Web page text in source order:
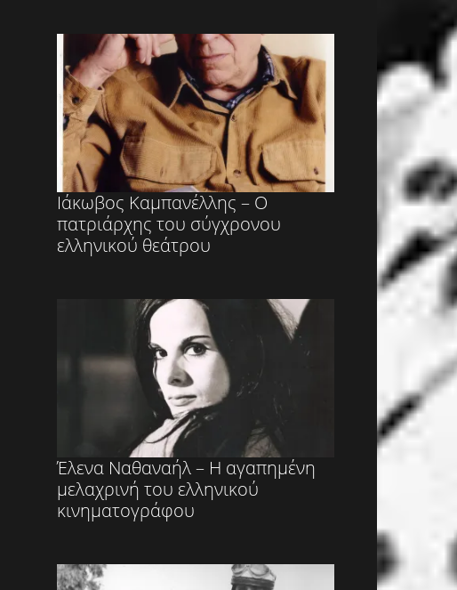
Ιάκωβος Καμπανέλλης – Ο
πατριάρχης του σύγχρονου
ελληνικού θεάτρου
Έλενα Ναθαναήλ – Η αγαπημένη
μελαχρινή του ελληνικού
κινηματογράφου